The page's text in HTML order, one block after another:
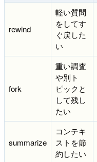
rewind
軽い質問
をしてす
ぐ戻した
い
fork
重い調査
や別ト
ピックと
して残し
たい
summarize
コンテキ
ストを節
約したい